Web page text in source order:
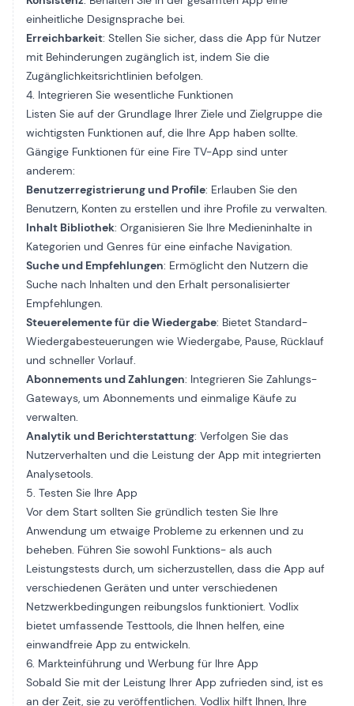
einheitliche Designsprache bei.
Erreichbarkeit: Stellen Sie sicher, dass die App für Nutzer
mit Behinderungen zugänglich ist, indem Sie die
Zugänglichkeitsrichtlinien befolgen.
4. Integrieren Sie wesentliche Funktionen
Listen Sie auf der Grundlage Ihrer Ziele und Zielgruppe die
wichtigsten Funktionen auf, die Ihre App haben sollte.
Gängige Funktionen für eine Fire TV-App sind unter
anderem:
Benutzerregistrierung und Profile: Erlauben Sie den
Benutzern, Konten zu erstellen und ihre Profile zu verwalten.
Inhalt Bibliothek: Organisieren Sie Ihre Medieninhalte in
Kategorien und Genres für eine einfache Navigation.
Suche und Empfehlungen: Ermöglicht den Nutzern die
Suche nach Inhalten und den Erhalt personalisierter
Empfehlungen.
Steuerelemente für die Wiedergabe: Bietet Standard-
Wiedergabesteuerungen wie Wiedergabe, Pause, Rücklauf
und schneller Vorlauf.
Abonnements und Zahlungen: Integrieren Sie Zahlungs-
Gateways, um Abonnements und einmalige Käufe zu
verwalten.
Analytik und Berichterstattung: Verfolgen Sie das
Nutzerverhalten und die Leistung der App mit integrierten
Analysetools.
5. Testen Sie Ihre App
Vor dem Start sollten Sie gründlich testen Sie Ihre
Anwendung um etwaige Probleme zu erkennen und zu
beheben. Führen Sie sowohl Funktions- als auch
Leistungstests durch, um sicherzustellen, dass die App auf
verschiedenen Geräten und unter verschiedenen
Netzwerkbedingungen reibungslos funktioniert. Vodlix
bietet umfassende Testtools, die Ihnen helfen, eine
einwandfreie App zu entwickeln.
6. Markteinführung und Werbung für Ihre App
Sobald Sie mit der Leistung Ihrer App zufrieden sind, ist es
an der Zeit, sie zu veröffentlichen. Vodlix hilft Ihnen, Ihre